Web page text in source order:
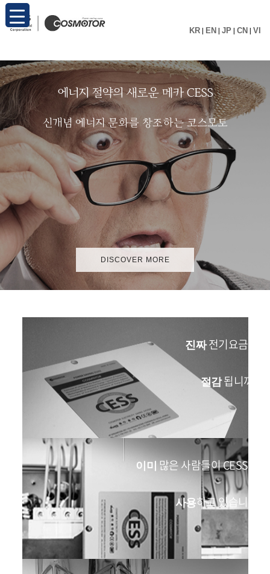
KR | EN | JP | CN | VI
에너지 절약의 새로운 메카 CESS
신개념 에너지 문화를 창조하는 코스모토
DISCOVER MORE
진짜전기요금이
절감됩니까?
이미 많은 사람들이 CESS를
사용하고 있습니다